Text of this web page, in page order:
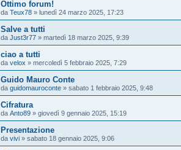
Ottimo forum!
da Teux78 » lunedì 24 marzo 2025, 17:23
Salve a tutti
da Just3r77 » martedì 18 marzo 2025, 9:39
ciao a tutti
da velox » mercoledì 5 febbraio 2025, 7:29
Guido Mauro Conte
da guidomauroconte » sabato 1 febbraio 2025, 9:48
Cifratura
da Anto89 » giovedì 9 gennaio 2025, 15:19
Presentazione
da vivi » sabato 18 gennaio 2025, 9:06